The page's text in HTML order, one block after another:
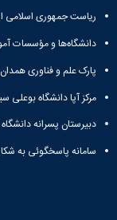
دفتر
ارتباط
صنعت
کارآموزی
مراکز
بنیاد
ملی
نخبگان
ریاست جمهوری اسلامی
دانشگاه‌ها و مؤسسات
پارک علم و فناوری همدان
مرکز آپا دانشگاه بوعلی
دبیرستان پسرانه
سامانه پاسخگوئی به